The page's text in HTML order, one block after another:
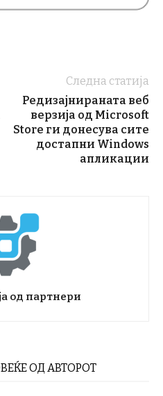
Следна статија
Редизајнираната веб
верзија од Microsoft
Store ги донесува сите
достапни Windows
апликации
од партнери
ОД АВТОРОТ